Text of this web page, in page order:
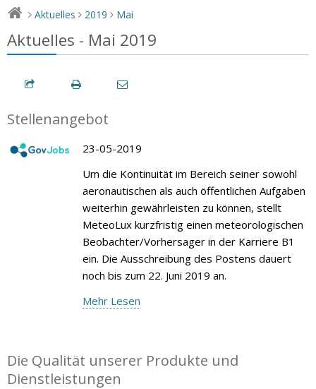
> Aktuelles > 2019 > Mai
Aktuelles - Mai 2019
Stellenangebot
23-05-2019
Um die Kontinuität im Bereich seiner sowohl
aeronautischen als auch öffentlichen Aufgaben
weiterhin gewährleisten zu können, stellt
MeteoLux kurzfristig einen meteorologischen
Beobachter/Vorhersager in der Karriere B1
ein. Die Ausschreibung des Postens dauert
noch bis zum 22. Juni 2019 an.
Mehr Lesen
Die Qualität unserer Produkte und
Dienstleistungen